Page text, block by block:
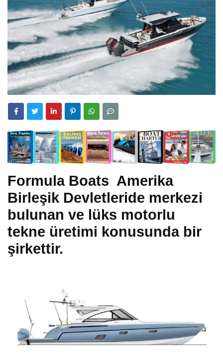
Formula Boats Amerika
Birleşik Devletleride merkezi
bulunan ve lüks motorlu
tekne üretimi konusunda bir
şirkettir.